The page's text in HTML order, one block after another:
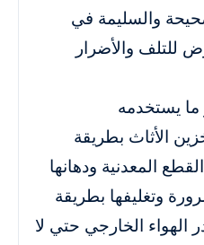
والسليمة في
للتلف والأضرار
ما يستخدمه
الأثاث بطريقة
المعدنية ودهانها
وتغليفها بطريقة
الهواء الخارجي حتي لا